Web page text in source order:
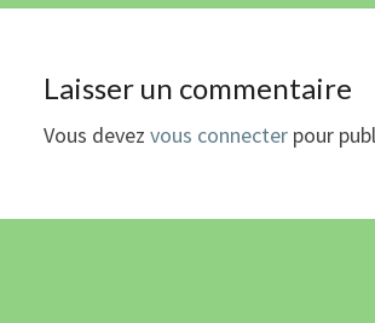
Laisser un commentaire
Vous devez vous connecter pour